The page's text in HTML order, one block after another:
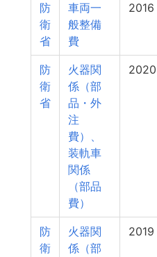
防
衛
省
車両一
般整備
費
2016
防
衛
省
火器関
係（部
品・外
注
費）、
装軌車
関係
（部品
費）
2020
防
衛
火器関
係（部
2019